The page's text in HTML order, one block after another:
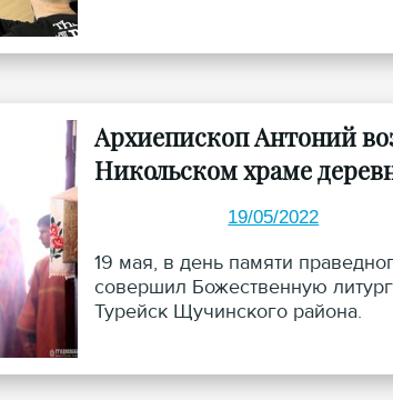
Архиепископ Антоний
Никольском храме
19/05/2022
19 мая, в день памяти
совершил Божественную
Турейск Щучинского района.